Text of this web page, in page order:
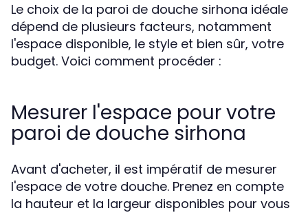
Le choix de la paroi de douche sirhona idéale
dépend de plusieurs facteurs, notamment
l'espace disponible, le style et bien sûr, votre
budget. Voici comment procéder :
Mesurer l'espace pour votre
paroi de douche sirhona
Avant d'acheter, il est impératif de mesurer
l'espace de votre douche. Prenez en compte
la hauteur et la largeur disponibles pour vous